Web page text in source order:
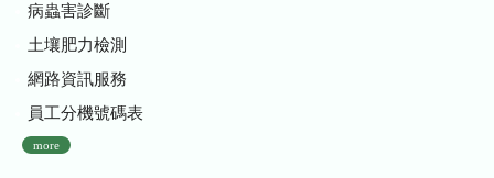
病蟲害診斷
土壤肥力檢測
網路資訊服務
員工分機號碼表
more